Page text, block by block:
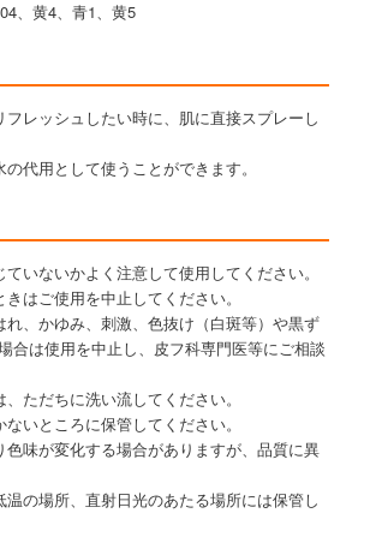
、黄4、青1、黄5
レッシュしたい時に、肌に直接スプレーし
代用として使うことができます。
いないかよく注意して使用してください。
はご使用を中止してください。
れ、かゆみ、刺激、色抜け（白斑等）や黒ず
合は使用を中止し、皮フ科専門医等にご相談
ただちに洗い流してください。
いところに保管してください。
色味が変化する場合がありますが、品質に異
の場所、直射日光のあたる場所には保管し